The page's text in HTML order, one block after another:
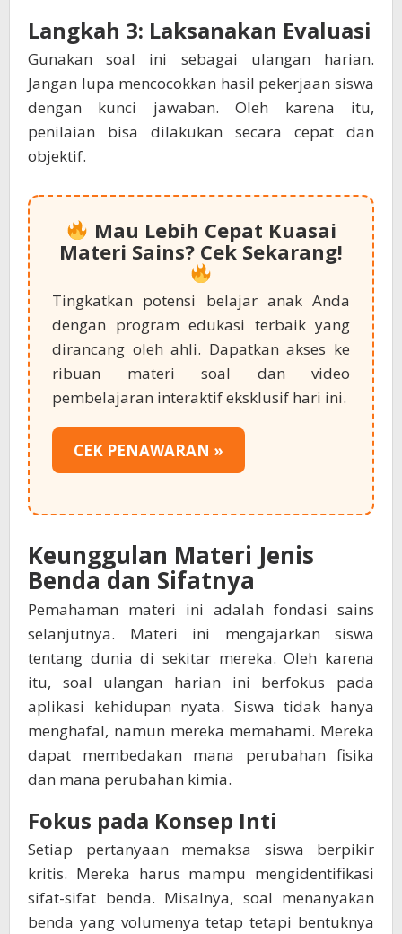
Langkah 3: Laksanakan Evaluasi
Gunakan soal ini sebagai ulangan harian.
Jangan lupa mencocokkan hasil pekerjaan siswa
dengan kunci jawaban. Oleh karena itu,
penilaian bisa dilakukan secara cepat dan
objektif.
Mau Lebih Cepat Kuasai
Materi Sains? Cek Sekarang!
Tingkatkan potensi belajar anak Anda
dengan program edukasi terbaik yang
dirancang oleh ahli. Dapatkan akses ke
ribuan materi soal dan video
pembelajaran interaktif eksklusif hari ini.
CEK PENAWARAN »
Keunggulan Materi Jenis
Benda dan Sifatnya
Pemahaman materi ini adalah fondasi sains
selanjutnya. Materi ini mengajarkan siswa
tentang dunia di sekitar mereka. Oleh karena
itu, soal ulangan harian ini berfokus pada
aplikasi kehidupan nyata. Siswa tidak hanya
menghafal, namun mereka memahami. Mereka
dapat membedakan mana perubahan fisika
dan mana perubahan kimia.
Fokus pada Konsep Inti
Setiap pertanyaan memaksa siswa berpikir
kritis. Mereka harus mampu mengidentifikasi
sifat-sifat benda. Misalnya, soal menanyakan
benda yang volumenya tetap tetapi bentuknya